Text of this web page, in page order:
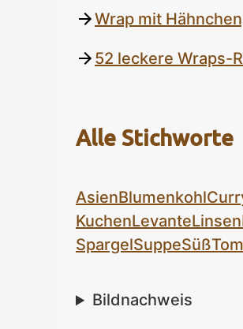
Wrap mit
52 leckere Wraps-
Alle Stichworte
AsienBlumenkohl
KuchenLevanteLinsen
SpargelSuppeSüß
Bildnachweis